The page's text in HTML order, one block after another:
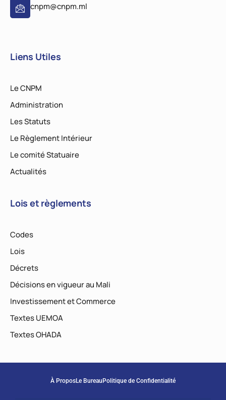
cnpm@cnpm.ml
Liens Utiles
Le CNPM
Administration
Les Statuts
Le Règlement Intérieur
Le comité Statuaire
Actualités
Lois et règlements
Codes
Lois
Décrets
Décisions en vigueur au Mali
Investissement et Commerce
Textes UEMOA
Textes OHADA
À ProposLe Bureau Politique de Confidentialité